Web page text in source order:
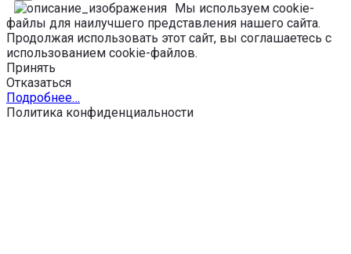
Мы используем cookie-
файлы для наилучшего представления нашего сайта.
Продолжая использовать этот сайт, вы соглашаетесь с
использованием cookie-файлов.
Принять
Отказаться
Подробнее…
Политика конфиденциальности